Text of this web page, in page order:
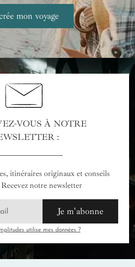
VOUS À NOTRE
:
itinéraires originaux et conseils
notre newsletter
Je m'abonne
utilise mes données ?